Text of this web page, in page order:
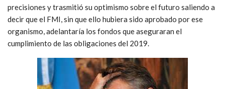
precisiones y trasmitió su optimismo sobre el futuro saliendo a
decir que el FMI, sin que ello hubiera sido aprobado por ese
organismo, adelantaría los fondos que aseguraran el
cumplimiento de las obligaciones del 2019.